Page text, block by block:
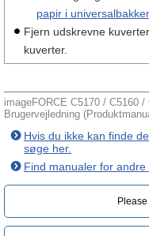
papir i
Fjern udskrevne
kuverter.
imageFORCE C5170 / C5160 /
Brugervejledning
Hvis du ikke kan finde
søge her.
Find manualer for